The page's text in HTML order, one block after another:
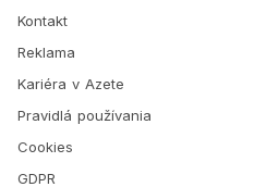
Kontakt
Reklama
Kariéra v Azete
Pravidlá používania
Cookies
GDPR